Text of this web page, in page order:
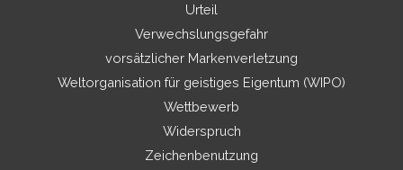
Urteil
Verwechslungsgefahr
vorsätzlicher Markenverletzung
Weltorganisation für geistiges Eigentum (WIPO)
Wettbewerb
Widerspruch
Zeichenbenutzung